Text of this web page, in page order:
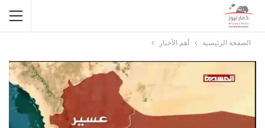
الصفحة الرئيسية أهم الأخبار